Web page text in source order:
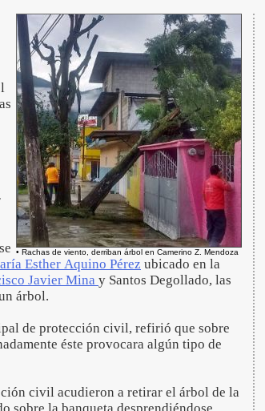
• Rachas de viento, derriban árbol en Camerino Z. Mendoza
Esther Aquino Pérez ubicado en la
Javier Mina y Santos Degollado, las
árbol.
de protección civil, refirió que sobre
éste provocara algún tipo de
civil acudieron a retirar el árbol de la